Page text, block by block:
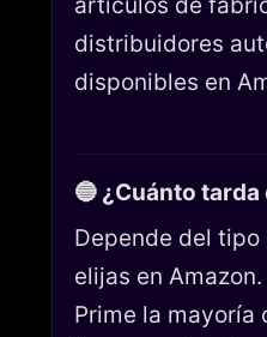
distribuidores
disponibles en
🔵 ¿Cuánto tarda
Depende del tipo
elijas en
Prime la mayoría